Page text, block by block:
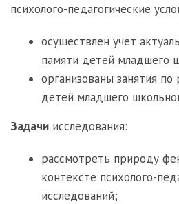
психолого-педагогические
осуществлен учет
памяти детей младшего
организованы занятия
детей младшего
Задачи исследования:
рассмотреть природу
контексте психолого-
исследований;